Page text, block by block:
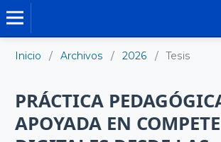
Inicio / Archivos / 2026 / Tesis
PRÁCTICA
APOYADA EN